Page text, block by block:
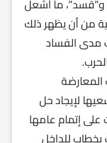
و”قسد”، ما أشعل
من أن يظهر ذلك
مدى الفساد
لإيجاد حل
على إتمام عامها
بخطاب للداخل